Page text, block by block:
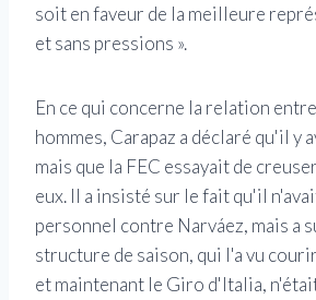
soit en faveur de la meilleure
et sans pressions ».
En ce qui concerne la relation
hommes, Carapaz a déclaré qu'il y
mais que la FEC essayait de
eux. Il a insisté sur le fait qu'il
personnel contre Narváez, mais a
structure de saison, qui l'a vu
et maintenant le Giro d'Italia,